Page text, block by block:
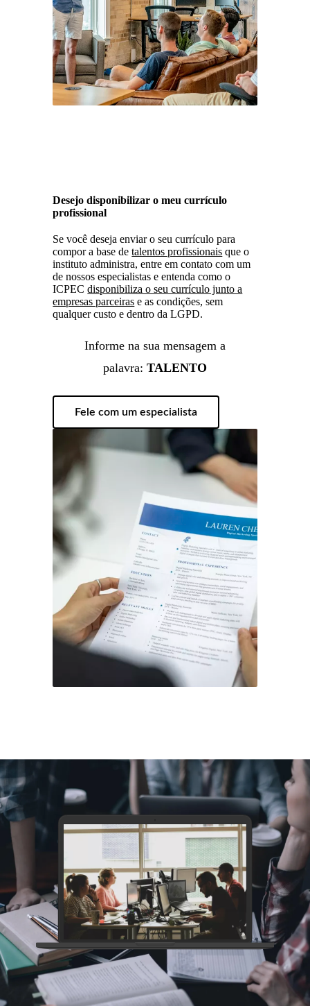
Desejo disponibilizar o meu currículo
profissional
Se você deseja enviar o seu currículo para
compor a base detalentos profissionais que o
instituto administra, entre em contato com um
de nossos especialistas e entenda como o
ICPECdisponibiliza o seu currículo junto a
empresas parceiras e as condições, sem
qualquer custo e dentro da LGPD.
Informe na sua mensagem a
palavra: TALENTO
Fele com um especialista